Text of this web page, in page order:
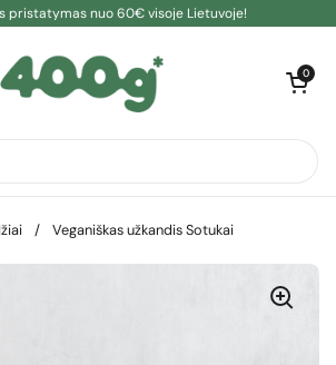
pristatymas nuo 60€ visoje Lietuvoje!
Atidaryti
0
/ Veganiškas užkandis Sotukai